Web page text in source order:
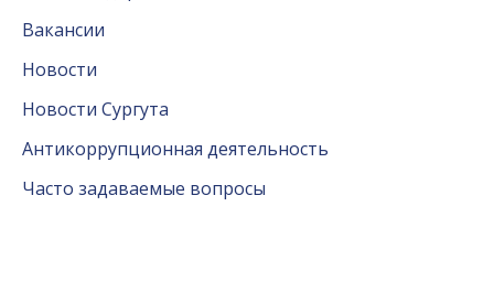
Вакансии
Новости
Новости Сургута
Антикоррупционная деятельность
Часто задаваемые вопросы